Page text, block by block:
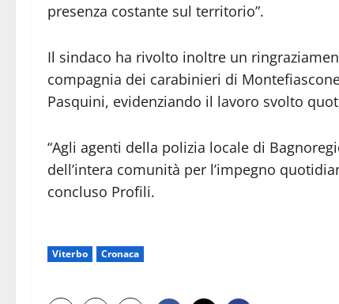
presenza costante sul territorio”.
Il sindaco ha rivolto inoltre un
compagnia dei carabinieri di
Pasquini, evidenziando il lavoro svolto
“Agli agenti della polizia locale di
dell’intera comunità per l’impegno
concluso Profili.
Viterbo Cronaca